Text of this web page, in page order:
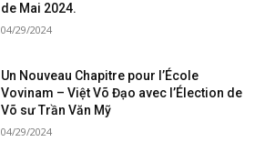
de Mai 2024.
04/29/2024
Un Nouveau Chapitre pour l’École
Vovinam – Việt Võ Đạo avec l’Élection de
Võ sư Trần Văn Mỹ
04/29/2024